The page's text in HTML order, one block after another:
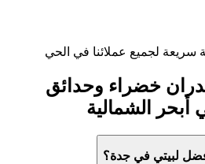
لجميع عملائنا في الحي
خضراء وحدائق
أبحر الشمالية
لبيتي في جدة؟